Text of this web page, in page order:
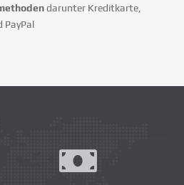
darunter Kreditkarte,
PayPal